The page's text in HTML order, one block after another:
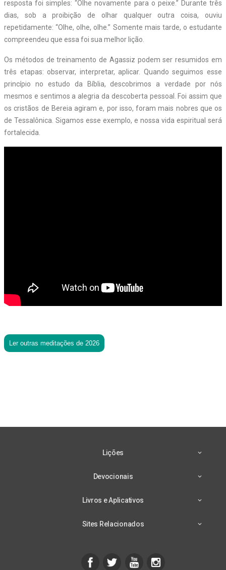
resposta foi simples: “Olhe novamente para o peixe.” Durante três
dias, sob a proibição de olhar qualquer outra coisa, ouviu
repetidamente: “Olhe, olhe, olhe.” Somente mais tarde, o estudante
compreendeu que essa foi sua melhor lição.
Os métodos de treinamento de Agassiz podem ser resumidos em
três etapas: observar, interpretar, aplicar. Quando seguimos esse
princípio no estudo da Bíblia, descobrimos a verdade por nós
mesmos e sentimos a alegria da descoberta pessoal. Foi assim que
os cristãos de Bereia agiram e, por isso, foram mais nobres que os
de Tessalônica. Sigamos esse exemplo, e nossa vida espiritual será
fortalecida.
Ler outras meditações de 2026
Lições
Devocionais
Livros e Aplicativos
Sites Relacionados